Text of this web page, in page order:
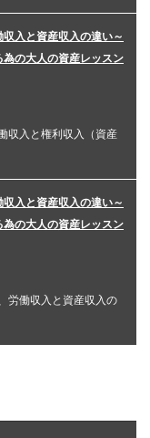
入と資産収入の違い～
の大人の資産レッスン
収入と権利収入（資産
入と資産収入の違い～
の大人の資産レッスン
労働収入と資産収入の